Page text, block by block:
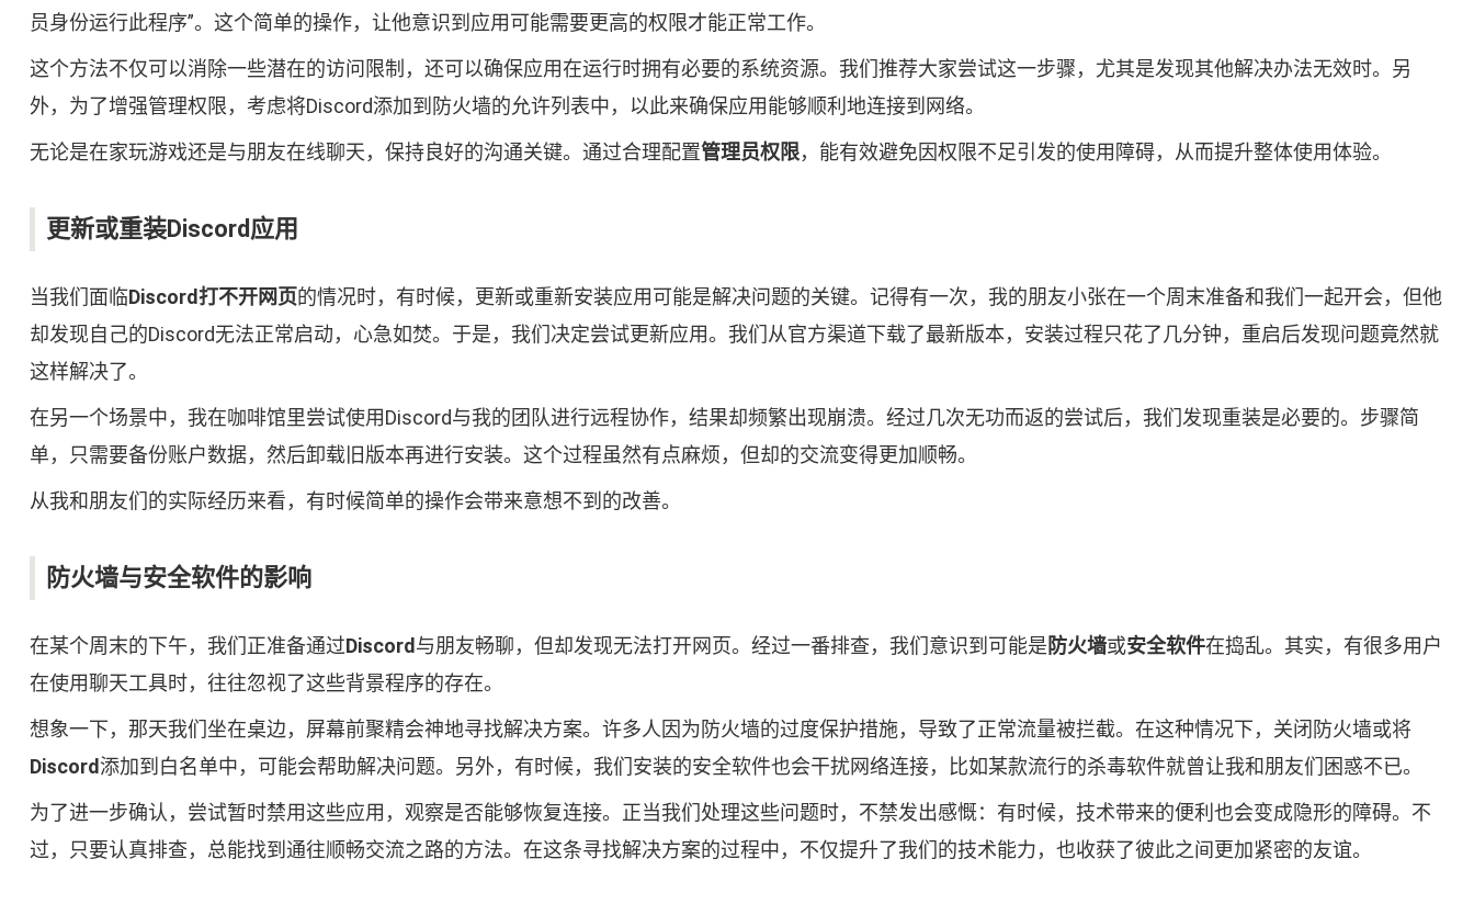
员身份运行此程序”。这个简单的操作，让他意识到应用可能需要更高的权限才能正常工作。
这个方法不仅可以消除一些潜在的访问限制，还可以确保应用在运行时拥有必要的系统资源。我们推荐大家尝试这一步骤，尤其是发现其他解决办法无效时。另
外，为了增强管理权限，考虑将Discord添加到防火墙的允许列表中，以此来确保应用能够顺利地连接到网络。
无论是在家玩游戏还是与朋友在线聊天，保持良好的沟通关键。通过合理配置管理员权限，能有效避免因权限不足引发的使用障碍，从而提升整体使用体验。
更新或重装Discord应用
当我们面临Discord打不开网页的情况时，有时候，更新或重新安装应用可能是解决问题的关键。记得有一次，我的朋友小张在一个周末准备和我们一起开会，但他
却发现自己的Discord无法正常启动，心急如焚。于是，我们决定尝试更新应用。我们从官方渠道下载了最新版本，安装过程只花了几分钟，重启后发现问题竟然就
这样解决了。
在另一个场景中，我在咖啡馆里尝试使用Discord与我的团队进行远程协作，结果却频繁出现崩溃。经过几次无功而返的尝试后，我们发现重装是必要的。步骤简
单，只需要备份账户数据，然后卸载旧版本再进行安装。这个过程虽然有点麻烦，但却的交流变得更加顺畅。
从我和朋友们的实际经历来看，有时候简单的操作会带来意想不到的改善。
防火墙与安全软件的影响
在某个周末的下午，我们正准备通过Discord 与朋友畅聊，但却发现无法打开网页。经过一番排查，我们意识到可能是防火墙或安全软件在捣乱。其实，有很多用户
在使用聊天工具时，往往忽视了这些背景程序的存在。
想象一下，那天我们坐在桌边，屏幕前聚精会神地寻找解决方案。许多人因为防火墙的过度保护措施，导致了正常流量被拦截。在这种情况下，关闭防火墙或将
Discord 添加到白名单中，可能会帮助解决问题。另外，有时候，我们安装的安全软件也会干扰网络连接，比如某款流行的杀毒软件就曾让我和朋友们困惑不已。
为了进一步确认，尝试暂时禁用这些应用，观察是否能够恢复连接。正当我们处理这些问题时，不禁发出感慨：有时候，技术带来的便利也会变成隐形的障碍。不
过，只要认真排查，总能找到通往顺畅交流之路的方法。在这条寻找解决方案的过程中，不仅提升了我们的技术能力，也收获了彼此之间更加紧密的友谊。